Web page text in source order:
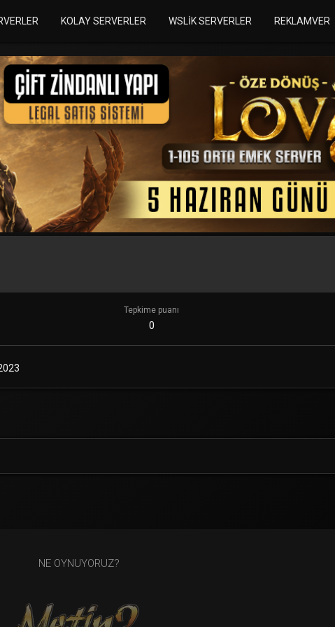
KOLAY SERVERLER WSLIK SERVERLER REKLAMVER
Tepkime puanı
0
NE OYNUYORUZ?